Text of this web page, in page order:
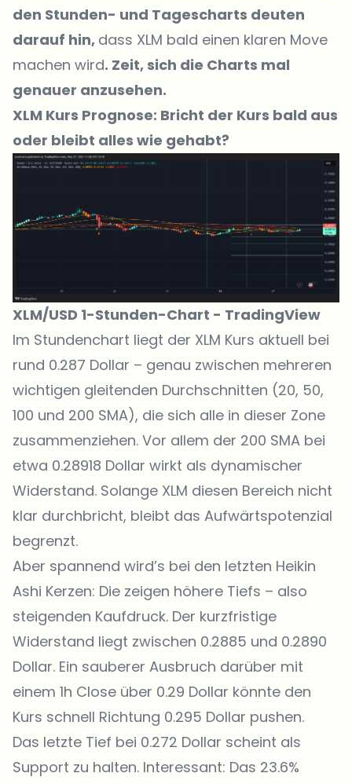
den Stunden- und Tagescharts deuten
darauf hin, dass XLM bald einen klaren Move
machen wird. Zeit, sich die Charts mal
genauer anzusehen.
XLM Kurs Prognose: Bricht der Kurs bald aus
oder bleibt alles wie gehabt?
XLM/USD 1-Stunden-Chart - TradingView
Im Stundenchart liegt der XLM Kurs aktuell bei
rund 0.287 Dollar – genau zwischen mehreren
wichtigen gleitenden Durchschnitten (20, 50,
100 und 200 SMA), die sich alle in dieser Zone
zusammenziehen. Vor allem der 200 SMA bei
etwa 0.28918 Dollar wirkt als dynamischer
Widerstand. Solange XLM diesen Bereich nicht
klar durchbricht, bleibt das Aufwärtspotenzial
begrenzt.
Aber spannend wird’s bei den letzten Heikin
Ashi Kerzen: Die zeigen höhere Tiefs – also
steigenden Kaufdruck. Der kurzfristige
Widerstand liegt zwischen 0.2885 und 0.2890
Dollar. Ein sauberer Ausbruch darüber mit
einem 1h Close über 0.29 Dollar könnte den
Kurs schnell Richtung 0.295 Dollar pushen.
Das letzte Tief bei 0.272 Dollar scheint als
Support zu halten. Interessant: Das 23.6%